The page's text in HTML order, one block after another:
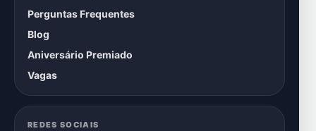
Perguntas Frequentes
Blog
Aniversário Premiado
Vagas
REDES SOCIAIS